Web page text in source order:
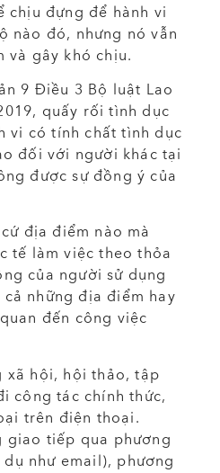
chịu đựng để hành vi
nào đó, nhưng nó vẫn
và gây khó chịu.
9 Điều 3 Bộ luật Lao
quấy rối tình dục
vi có tính chất tình dục
đối với người khác tại
được sự đồng ý của
địa điểm nào mà
tế làm việc theo thỏa
của người sử dụng
những địa điểm hay
đến công việc
xã hội, hội thảo, tập
công tác chính thức,
trên điện thoại.
giao tiếp qua phương
như email), phương